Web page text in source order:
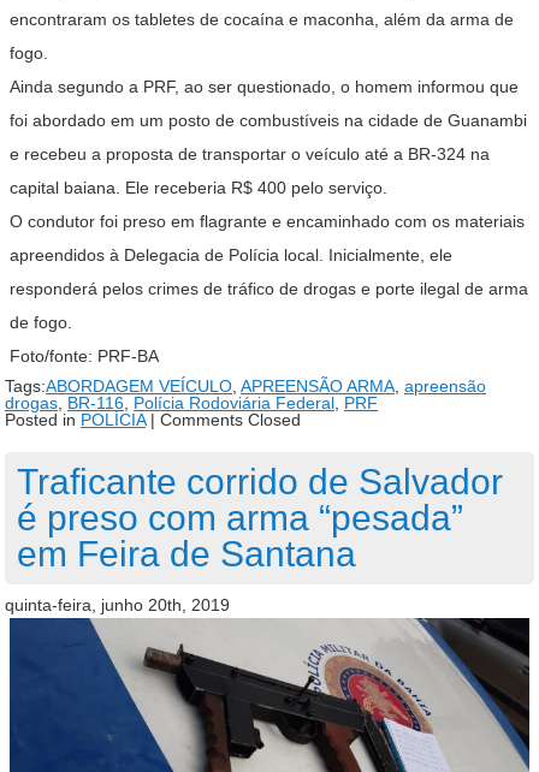
encontraram os tabletes de cocaína e maconha, além da arma de
fogo.
Ainda segundo a PRF, ao ser questionado, o homem informou que
foi abordado em um posto de combustíveis na cidade de Guanambi
e recebeu a proposta de transportar o veículo até a BR-324 na
capital baiana. Ele receberia R$ 400 pelo serviço.
O condutor foi preso em flagrante e encaminhado com os materiais
apreendidos à Delegacia de Polícia local. Inicialmente, ele
responderá pelos crimes de tráfico de drogas e porte ilegal de arma
de fogo.
Foto/fonte: PRF-BA
Tags:ABORDAGEM VEÍCULO APREENSÃO ARMA apreensão
drogas BR-116 Polícia Rodoviária Federal PRF
Posted in POLÍCIA| Comments Closed
Traficante corrido de Salvador
é preso com arma “pesada”
em Feira de Santana
quinta-feira, junho 20th, 2019